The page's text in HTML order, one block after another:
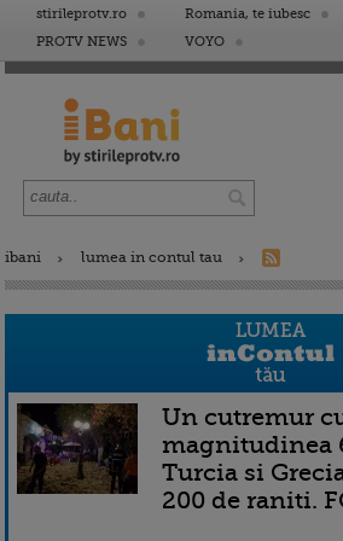
stirileprotv.ro Romania, te iubesc
PROTV NEWS
VOYO
ibani lumea in contul tau
Un cutremur
magnitudinea
Turcia si
200 de raniti.